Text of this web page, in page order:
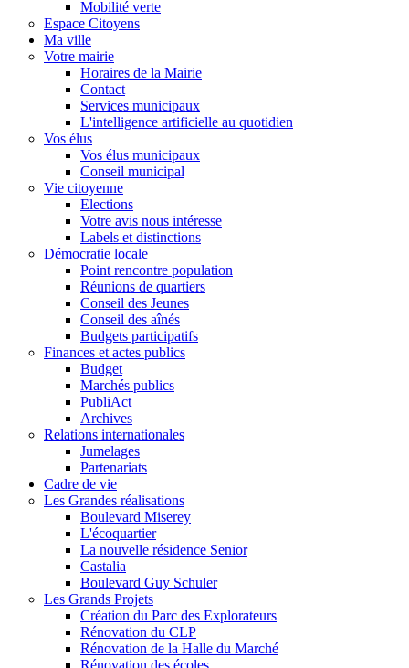
Mobilité verte
Espace Citoyens
Ma ville
Votre mairie
Horaires de la Mairie
Contact
Services municipaux
L'intelligence artificielle au quotidien
Vos élus
Vos élus municipaux
Conseil municipal
Vie citoyenne
Elections
Votre avis nous intéresse
Labels et distinctions
Démocratie locale
Point rencontre population
Réunions de quartiers
Conseil des Jeunes
Conseil des aînés
Budgets participatifs
Finances et actes publics
Budget
Marchés publics
PubliAct
Archives
Relations internationales
Jumelages
Partenariats
Cadre de vie
Les Grandes réalisations
Boulevard Miserey
L'écoquartier
La nouvelle résidence Senior
Castalia
Boulevard Guy Schuler
Les Grands Projets
Création du Parc des Explorateurs
Rénovation du CLP
Rénovation de la Halle du Marché